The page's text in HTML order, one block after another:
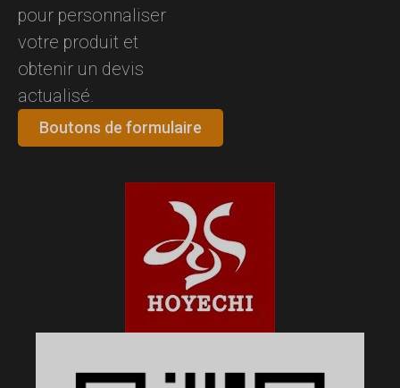
pour personnaliser
votre produit et
obtenir un devis
actualisé.
Boutons de formulaire